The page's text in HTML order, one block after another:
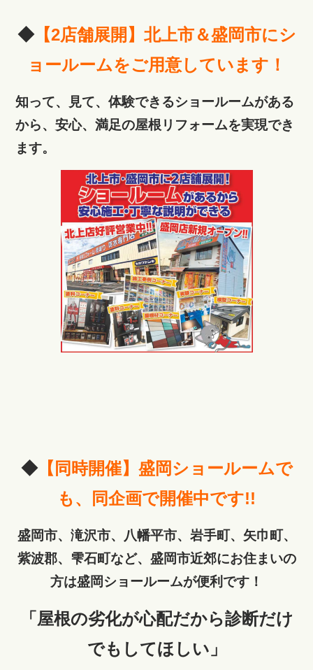
◆【2店舗展開】北上市＆盛岡市にシ
ョールームをご用意しています！
知って、見て、体験できるショールームがある
から、安心、満足の屋根リフォームを実現でき
ます。
◆【同時開催】盛岡ショールームで
も、同企画で開催中です!!
盛岡市、滝沢市、八幡平市、岩手町、矢巾町、
紫波郡、雫石町など、盛岡市近郊にお住まいの
方は盛岡ショールームが便利です！
「屋根の劣化が心配だから診断だけ
でもしてほしい」